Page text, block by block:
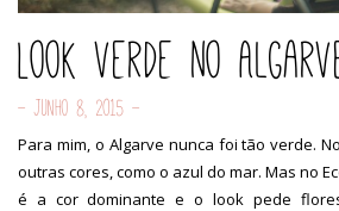
Look verde no
- Junho 8, 2015 -
Para mim, o Algarve nunca foi tão verde.
outras cores, como o azul do mar. Mas no
é a cor dominante e o look pede